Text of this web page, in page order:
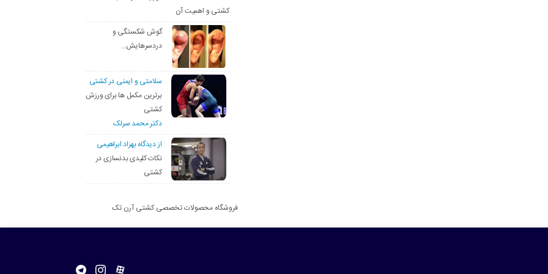
کشتی و اهمیت آن
گوش شکستگی و
دردسرهایش…
سلامتی و ایمنی در کشتی
برترین مکمل ها برای ورزش
کشتی
دکتر محمد سرلک
از دیدگاه بهزاد ابراهیمی
نکات کلیدی بدنسازی در
کشتی
فروشگاه محصولات تخصصی کشتی آرن تک